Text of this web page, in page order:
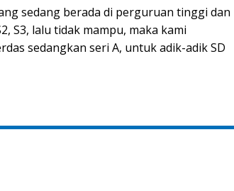
sedang berada di perguruan tinggi dan
S3, lalu tidak mampu, maka kami
sedangkan seri A, untuk adik-adik SD